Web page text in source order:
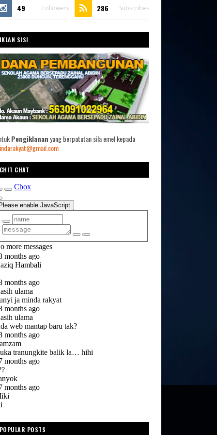
49 Followers 286 Subscribes
SISI
Pengiklananyang berpatutan sila emel kepada
CHAT
POSTS